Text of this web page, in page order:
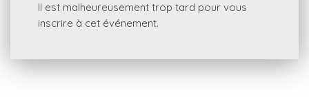
Il est malheureusement trop tard pour vous
inscrire à cet événement.